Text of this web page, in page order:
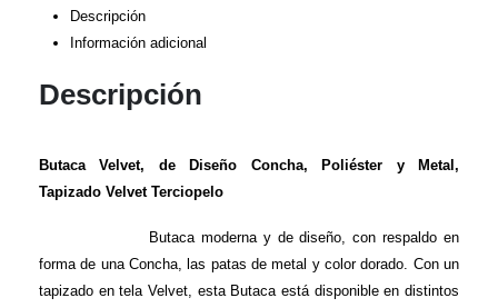
Descripción
Información adicional
Descripción
Butaca Velvet, de Diseño Concha, Poliéster y Metal,
Tapizado Velvet Terciopelo
Butaca moderna y de diseño, con respaldo en
forma de una Concha, las patas de metal y color dorado. Con un
tapizado en tela Velvet, esta Butaca está disponible en distintos